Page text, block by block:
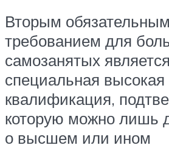
Вторым обязательным
требованием для
самозанятых является
специальная высокая
квалификация,
которую можно лишь
о высшем или ином